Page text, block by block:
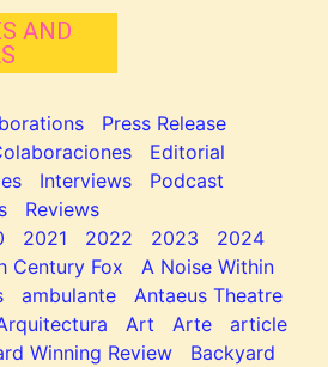
AND
Press Release
Editorial
Interviews
Podcast
Reviews
2021 2022 2023
2024
Century Fox
A Noise Within
ambulante
Antaeus Theatre
Art Arte
article
Winning Review
Backyard